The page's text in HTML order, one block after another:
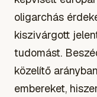
oligarchás
kiszivárgott
tudomást.
közelítő
embereket,